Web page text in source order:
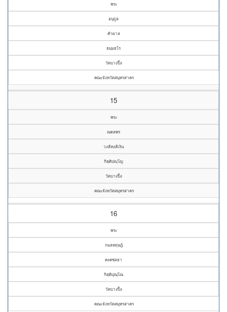
พระ
อนุกูล
คำผาล
ธมฺมธโร
วัดบางปิ้ง
คณะจังหวัดสมุทรสาคร
15
พระ
ณดลพร
วงส์หงส์เงิน
กิตฺติปญฺโญ
วัดบางปิ้ง
คณะจังหวัดสมุทรสาคร
16
พระ
กมลหฤษฎ์
คงคชลธา
กิตฺติปุณฺโณ
วัดบางปิ้ง
คณะจังหวัดสมุทรสาคร